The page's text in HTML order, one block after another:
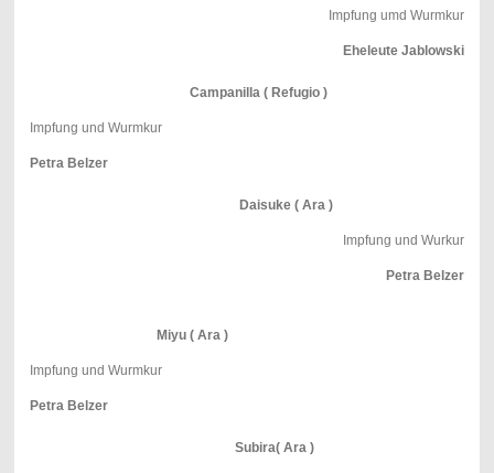
Impfung umd Wurmkur
Eheleute Jablowski
Campanilla ( Refugio )
Impfung und Wurmkur
Petra Belzer
Daisuke ( Ara )
Impfung und Wurkur
Petra Belzer
Miyu ( Ara )
Impfung und Wurmkur
Petra Belzer
Subira( Ara )